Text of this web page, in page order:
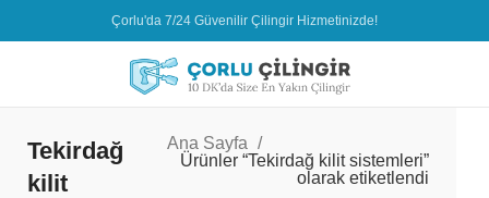
Çorlu'da 7/24 Güvenilir Çilingir Hizmetinizde!
Tekirdağ
kilit
Ana Sayfa
Ürünler “Tekirdağ kilit sistemleri”
olarak etiketlendi